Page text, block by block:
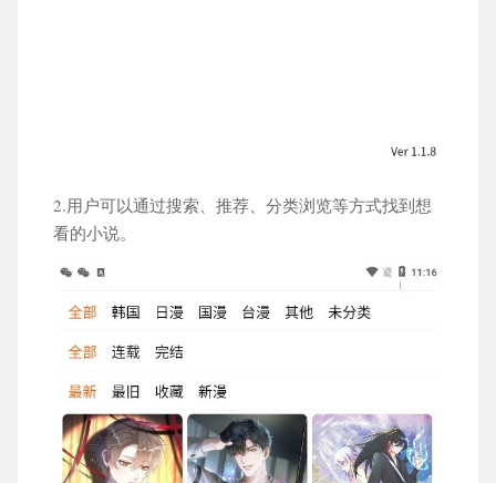
2.用户可以通过搜索、推荐、分类浏览等方式找到想
看的小说。